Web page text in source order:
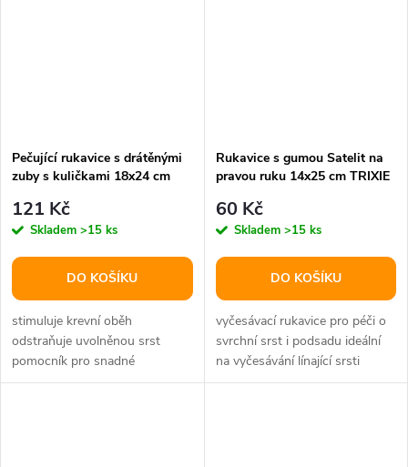
Pečující rukavice s drátěnými
zuby s kuličkami 18x24 cm
121 Kč
Skladem >15 ks
DO KOŠÍKU
stimuluje krevní oběh
odstraňuje uvolněnou srst
pomocník pro snadné
vyčesávání vylínalé srsti
Rukavice s gumou Satelit na
pravou ruku 14x25 cm TRIXIE
60 Kč
Skladem >15 ks
DO KOŠÍKU
vyčesávací rukavice pro péči o
svrchní srst i podsadu ideální
na vyčesávání línající srsti
odstraňuje uvolněnou srst...